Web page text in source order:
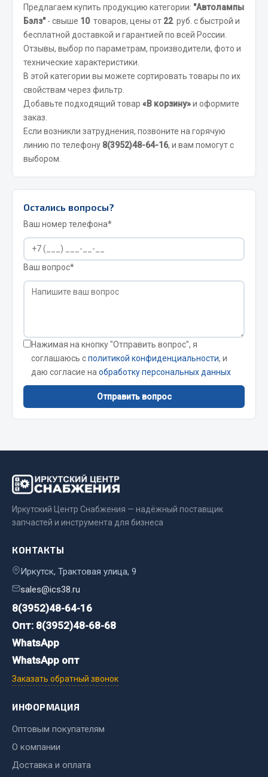
Цепи подъёмные
Весь раздел
РТИ
Кольца уплотнительные
Лента конвейерная
Манжеты
Показать ещё
Весь раздел
Автолампы
Блоки реле и предохранителей
Вилки нагрузочные
Выключатели и переключатели клавишные
Выключатели кнопочные
Выключатель массы
Весь раздел
Запчасти на полуприцепы
Амортизаторы для полуприцепов
Запчасти КамАЗ
Двигатель
Система питания
Система выпуска газа
Сцепление
Коробка передач
Коробка передач ZF
Показать ещё
Предлагаем купить продукцию категории: "Автолампы
Бэлз"- свыше 10 товаров, цены от 22 руб. с быстрой и
бесплатной доставкой и гарантией по всей России.
Отзывы, выбор по параметрам, производители, фото и
технические характеристики.
В этой категории вы можете сортировать товары по их
свойствам через фильтр.
Добавьте подходящий товар «В корзину»и оформите
заказ.
Если возникли затруднения, позвоните на горячую
линию по телефону 8(3952)48-64-16, и вам помогут с
выбором.
Остались вопросы?
Ваш номер телефона*
Ваш вопрос*
Нажимая на кнопку "Отправить вопрос", я
соглашаюсь сполитикой конфиденциальности, и
даю согласие на обработку персональных данных
Отправить вопрос
Иркутский Центр Снабжения — надёжный поставщик
запчастей и инструмента для бизнеса
КОНТАКТЫ
Иркутск, Трактовая улица, 9
sales@ics38.ru
8(3952)48-64-16
Опт: 8(3952)48-68-68
WhatsApp
WhatsApp опт
Заказать обратный звонок
ИНФОРМАЦИЯ
Оптовым покупателям
О компании
Доставка и оплата